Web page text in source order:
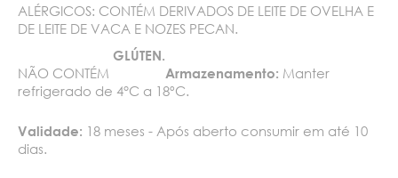
ALÉRGICOS: CONTÉM DERIVADOS DE LEITE DE OVELHA E
DE LEITE DE VACA E NOZES PECAN.
NÃO CONTÉM
GLÚTEN.
Armazenamento: Manter
refrigerado de 4°C a 18ºC.
Validade: 18 meses - Após aberto consumir em até 10
dias.